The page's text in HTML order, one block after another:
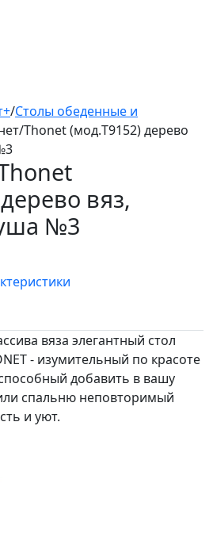
/Столы обеденные и
Thonet (мод.T9152) дерево
дерево вяз,
№3
вяза элегантный стол
- изумительный по красоте
добавить в вашу
спальню неповторимый
и уют.